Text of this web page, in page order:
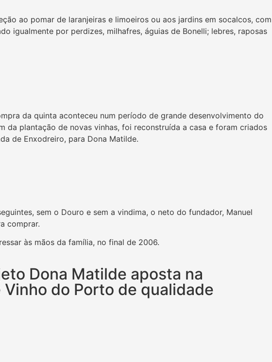
ao pomar de laranjeiras e limoeiros ou aos jardins em socalcos, com
igualmente por perdizes, milhafres, águias de Bonelli; lebres, raposas
da quinta aconteceu num período de grande desenvolvimento do
plantação de novas vinhas, foi reconstruída a casa e foram criados
de Enxodreiro, para Dona Matilde.
sem o Douro e sem a vindima, o neto do fundador, Manuel
comprar.
às mãos da família, no final de 2006.
Dona Matilde aposta na
do Porto de qualidade